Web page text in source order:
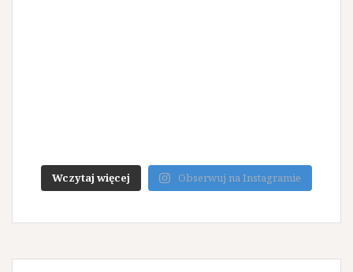
Wczytaj więcej Obserwuj na Instagramie